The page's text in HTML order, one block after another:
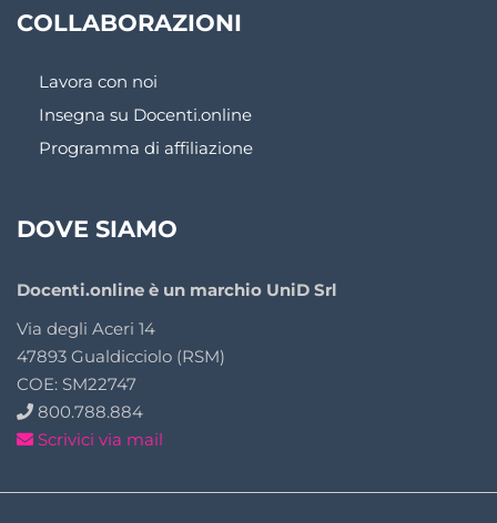
COLLABORAZIONI
Lavora con noi
Insegna su Docenti.online
Programma di affiliazione
DOVE SIAMO
Docenti.online è un marchio UniD Srl
Via degli Aceri 14
47893 Gualdicciolo (RSM)
COE: SM22747
800.788.884
Scrivici via mail